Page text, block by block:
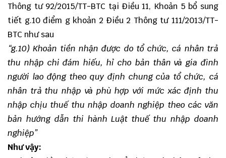
Thông tư 92/2015/TT-BTC tại Điều 11, Khoản 5 bổ sung
tiết g.10 điểm g khoản 2 Điều 2 Thông tư 111/2013/TT-
BTC như sau
“g.10) Khoản tiền nhận được do tổ chức, cá nhân trả
thu nhập chi đám hiếu, hỉ cho bản thân và gia đình
người lao động theo quy định chung của tổ chức, cá
nhân trả thu nhập và phù hợp với mức xác định thu
nhập chịu thuế thu nhập doanh nghiệp theo các văn
bản hướng dẫn thi hành Luật thuế thu nhập doanh
nghiệp”
Như vậy: